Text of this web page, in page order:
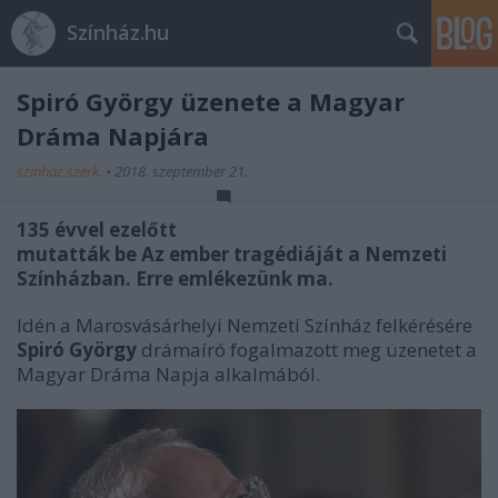
Színház.hu
Spiró György üzenete a Magyar
Dráma Napjára
szinhaz szerk. • 2018. szeptember 21.
135 évvel ezelőtt
mutatták be Az ember tragédiáját a Nemzeti
Színházban. Erre emlékezünk ma.
Idén a Marosvásárhelyi Nemzeti Színház felkérésére
Spiró György drámaíró fogalmazott meg üzenetet a
Magyar Dráma Napja alkalmából.